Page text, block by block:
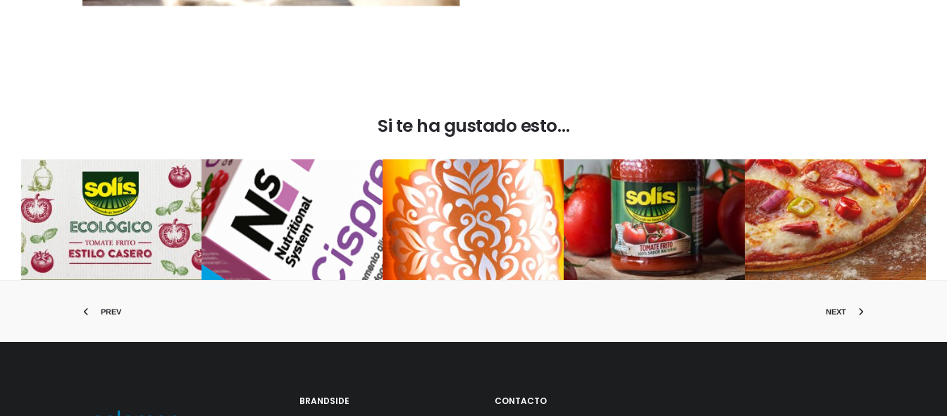
Si te ha gustado esto…
Solís Eco
Diseño de Packaging
Nutritional System
Diseño de Packaging
Solan de Cabras
Diseño de Packaging
SOLIS
Diseño de Packaging
PIZZAS BUITONI
Diseño de Packaging
PREV NEXT
BRANDSIDE CONTACTO